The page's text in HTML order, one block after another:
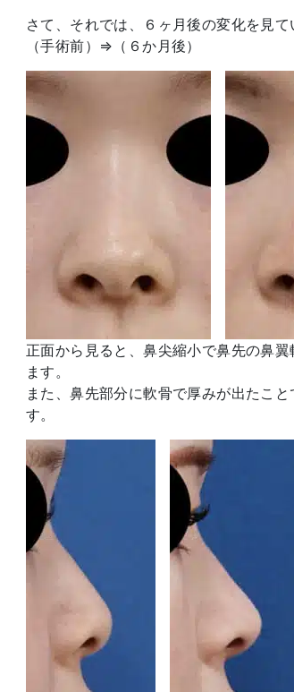
さて、それでは、６ヶ月後の変化を見て
（手術前）⇒（６か月後）
正面から見ると、鼻尖縮小で鼻先の鼻
ます。
また、鼻先部分に軟骨で厚みが出たこ
す。